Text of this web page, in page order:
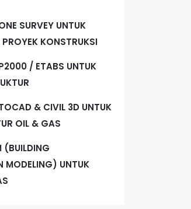
SURVEY UNTUK
KONSTRUKSI
/ ETABS UNTUK
& CIVIL 3D UNTUK
OIL & GAS
(BUILDING
MODELING) UNTUK